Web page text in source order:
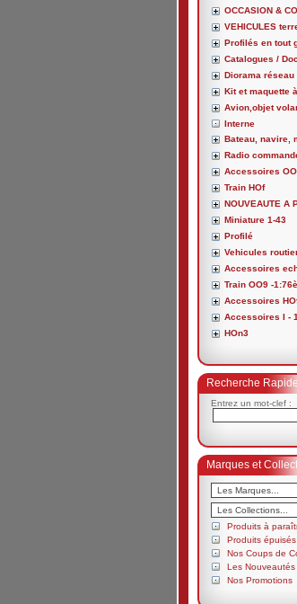
OCCASION &
VEHICULES
Profilés en tout
Catalogues /
Diorama réseau
Kit et maquette à
Avion,objet
Interne
Bateau, navire,
Radio
Accessoires OO
Train HOf
NOUVEAUTE A
Miniature 1-43
Profilé
Vehicules
Accessoires
Train OO9 -
Accessoires
Accessoires I -
HOn3
Recherche Rapide
Entrez un mot-clef :
Marques et
Produits à
Produits épuisés
Nos Coups de
Les Nouveautés
Nos Promotions